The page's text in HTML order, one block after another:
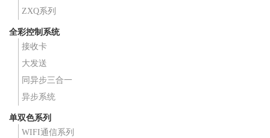
ZXQ系列
全彩控制系统
接收卡
大发送
同异步三合一
异步系统
单双色系列
WIFI通信系列